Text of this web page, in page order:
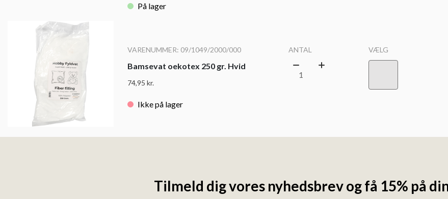
På lager
VARENUMMER: 09/1049/2000/000
Bamsevat oekotex 250 gr. Hvid
74,95kr.
Ikke på lager
ANTAL VÆLG
Tilmeld dig vores nyhedsbrev og få 15% på